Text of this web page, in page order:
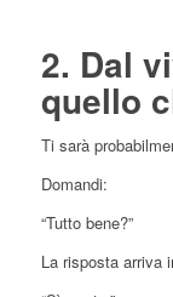
2. Dal
quello
Ti sarà
Domandi:
“Tutto bene?”
La risposta arriva